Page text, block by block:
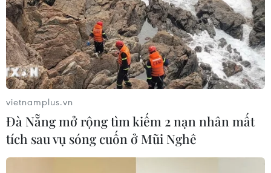
vietnamplus.vn
Đà Nẵng mở rộng tìm kiếm 2 nạn nhân mất
tích sau vụ sóng cuốn ở Mũi Nghê